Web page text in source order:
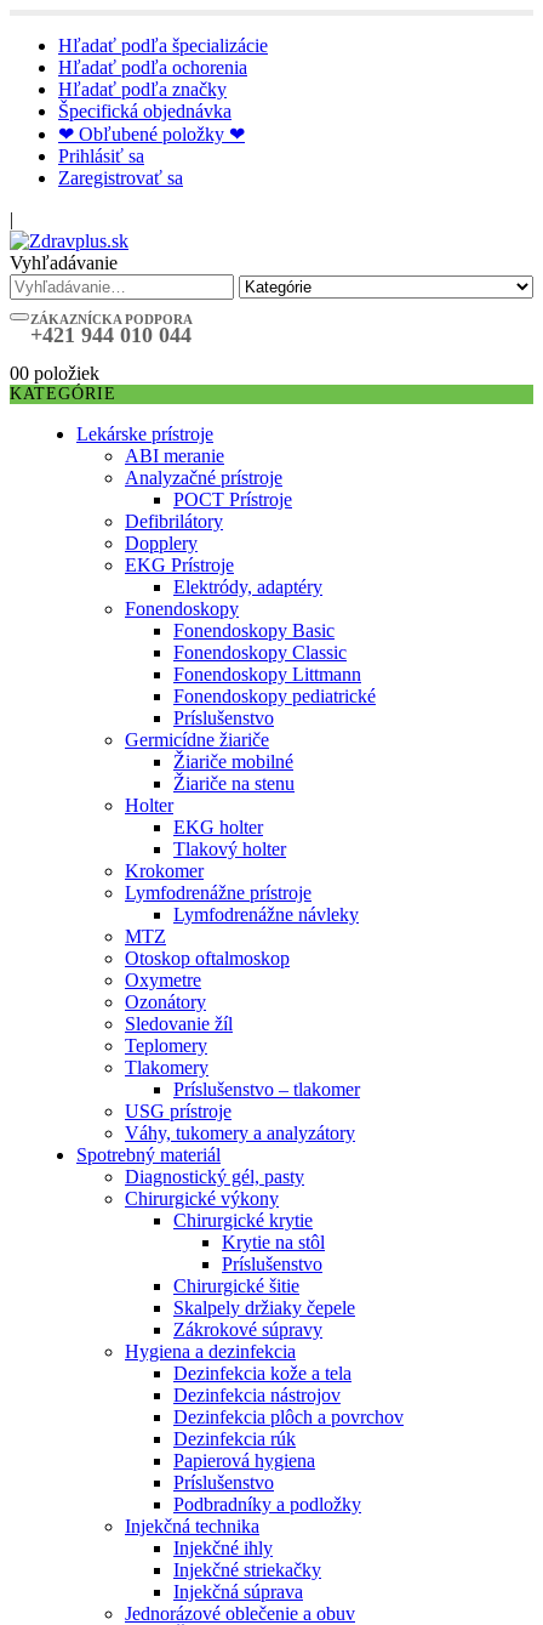
Hľadať podľa špecializácie
Hľadať podľa ochorenia
Hľadať podľa značky
Špecifická objednávka
❤ Obľubené položky ❤
Prihlásiť sa
Zaregistrovať sa
|
Vyhľadávanie
ZÁKAZNÍCKA PODPORA
+421 944 010 044
00 položiek
KATEGÓRIE
Lekárske prístroje
ABI meranie
Analyzačné prístroje
POCT Prístroje
Defibrilátory
Dopplery
EKG Prístroje
Elektródy, adaptéry
Fonendoskopy
Fonendoskopy Basic
Fonendoskopy Classic
Fonendoskopy Littmann
Fonendoskopy pediatrické
Príslušenstvo
Germicídne žiariče
Žiariče mobilné
Žiariče na stenu
Holter
EKG holter
Tlakový holter
Krokomer
Lymfodrenážne prístroje
Lymfodrenážne návleky
MTZ
Otoskop oftalmoskop
Oxymetre
Ozonátory
Sledovanie žíl
Teplomery
Tlakomery
Príslušenstvo – tlakomer
USG prístroje
Váhy, tukomery a analyzátory
Spotrebný materiál
Diagnostický gél, pasty
Chirurgické výkony
Chirurgické krytie
Krytie na stôl
Príslušenstvo
Chirurgické šitie
Skalpely držiaky čepele
Zákrokové súpravy
Hygiena a dezinfekcia
Dezinfekcia kože a tela
Dezinfekcia nástrojov
Dezinfekcia plôch a povrchov
Dezinfekcia rúk
Papierová hygiena
Príslušenstvo
Podbradníky a podložky
Injekčná technika
Injekčné ihly
Injekčné striekačky
Injekčná súprava
Jednorázové oblečenie a obuv